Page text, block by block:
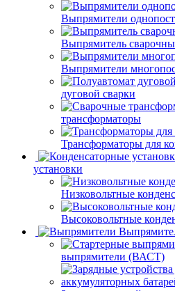
Выпрямители
Выпрямитель
Выпрямители
дуговой сварки
трансформаторы
Трансформаторы для
установки
Низковольтные
Высоковольтные
выпрямители (ВАСТ)